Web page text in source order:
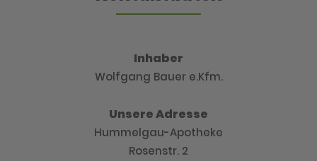
Inhaber
Wolfgang Bauer e.Kfm.
Unsere Adresse
Hummelgau-Apotheke
Rosenstr. 2